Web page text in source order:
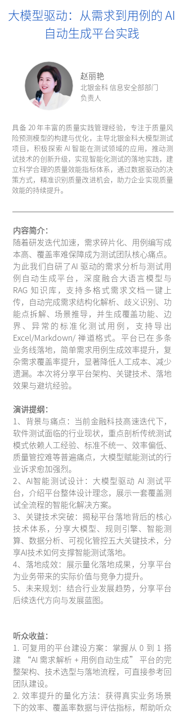
内容简介：
随着研发迭代加速，需求碎片化、用例编写成
本高、覆盖率难保障成为测试团队核心痛点。
为此我们自研了AI 驱动的需求分析与测试用
例自动生成平台，深度融合大语言模型与
RAG 知识库，支持多格式需求文档一键上
传，自动完成需求结构化解析、歧义识别、功
能点拆解、场景推导，并生成覆盖功能、边
界、异常的标准化测试用例，支持导出
Excel/Markdown/ 禅道格式。平台已在多条
业务线落地，简单需求用例生成效率提升，复
杂需求覆盖率提升，显著降低人工成本、减少
遗漏。本次将分享平台架构、关键技术、落地
效果与避坑经验。
演讲提纲：
1、背景与痛点：当前金融科技高速迭代下，
软件测试面临的行业现状，重点剖析传统测试
模式依赖人工经验、标准不统一、效率偏低、
质量管控难等普遍痛点，大模型赋能测试的行
业诉求愈加强烈。
2、AI智能测试设计：大模型驱动 AI 测试平
台，介绍平台整体设计理念，展示一套覆盖测
试全流程的智能化解决方案。
3、关键技术突破：揭秘平台落地背后的核心
技术体系，分享大模型、规则引擎、智能测
算、数据分析、可视化管控五大关键技术，分
享AI技术如何支撑智能测试落地。
4、落地成效：展示量化落地成果，分享平台
为业务带来的实际价值与竞争力提升。
5、未来规划：结合行业发展趋势，分享平台
后续迭代方向与发展蓝图。
听众收益：
1. 可复用的平台建设方案：掌握从 0 到 1 搭
建 “AI 需求解析 + 用例自动生成” 平台的完
整架构、技术选型与落地流程，可直接参考回
团队建设。
2. 效率提升的量化方法：获得真实业务场景
下的效率、覆盖率数据与评估指标，帮助听众
赵丽艳
北银金科 信息安全部部门
负责人
具备 20 年丰富的质量实践管理经验，专注于质量风
险预测模型的构建与优化，主导北银金科大模型测试
项目，积极探索 AI 智能在测试领域的应用，推动测
试技术的创新升级，实现智能化测试的落地实践，建
立科学合理的质量效能指标体系，通过数据驱动的决
策方式，精准识别质量改进机会，助力企业实现质量
效能的持续提升。
大模型驱动：从需求到用例的 AI
自动生成平台实践